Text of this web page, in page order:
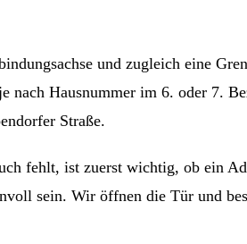
und zugleich eine
nach Hausnummer im 6. oder 7.
Straße.
fehlt, ist zuerst wichtig, ob ein
sein. Wir öffnen die Tür und